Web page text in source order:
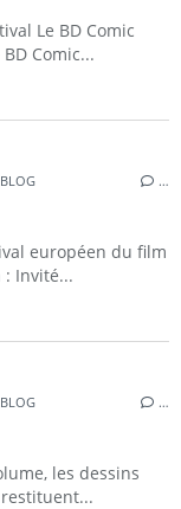
Le BD Comic
Comic...
…
européen du film
Invité...
…
les dessins